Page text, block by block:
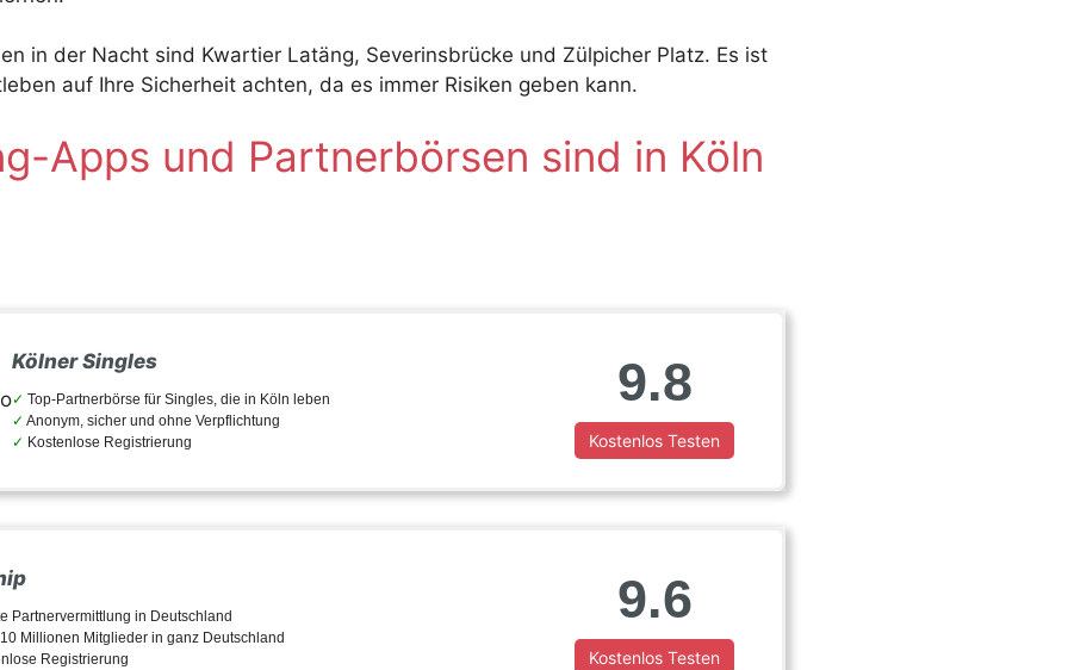
in der Nacht sind Kwartier Latäng, Severinsbrücke und Zülpicher Platz. Es ist
auf Ihre Sicherheit achten, da es immer Risiken geben kann.
Apps und Partnerbörsen sind in Köln
Kölner Singles
Top-Partnerbörse für Singles, die in Köln leben
Anonym, sicher und ohne Verpflichtung
Kostenlose Registrierung
9.8
Kostenlos Testen
Partnervermittlung in Deutschland
Millionen Mitglieder in ganz Deutschland
Registrierung
9.6
Kostenlos Testen